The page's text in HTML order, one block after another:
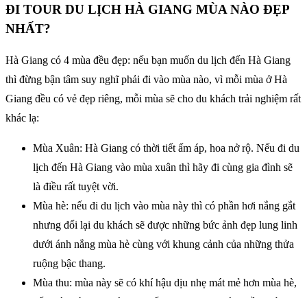
ĐI TOUR DU LỊCH HÀ GIANG MÙA NÀO ĐẸP
NHẤT?
Hà Giang có 4 mùa đều đẹp: nếu bạn muốn du lịch đến Hà Giang
thì đừng bận tâm suy nghĩ phải đi vào mùa nào, vì mỗi mùa ở Hà
Giang đều có vẻ đẹp riêng, mỗi mùa sẽ cho du khách trải nghiệm rất
khác lạ:
Mùa Xuân: Hà Giang có thời tiết ấm áp, hoa nở rộ. Nếu đi du
lịch đến Hà Giang vào mùa xuân thì hãy đi cùng gia đình sẽ
là điều rất tuyệt vời.
Mùa hè: nếu đi du lịch vào mùa này thì có phần hơi nắng gắt
nhưng đổi lại du khách sẽ được những bức ảnh đẹp lung linh
dưới ánh nắng mùa hè cùng với khung cảnh của những thửa
ruộng bậc thang.
Mùa thu: mùa này sẽ có khí hậu dịu nhẹ mát mẻ hơn mùa hè,